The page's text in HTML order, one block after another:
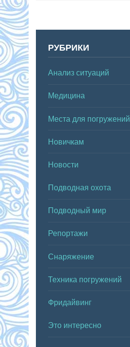
РУБРИКИ
Анализ ситуаций
Медицина
Места для погружений
Новичкам
Новости
Подводная охота
Подводный мир
Репортажи
Снаряжение
Техника погружений
Фридайвинг
Это интересно